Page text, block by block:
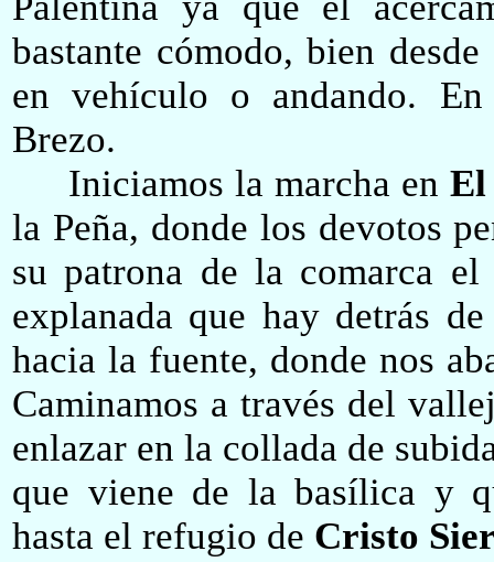
bastante cómodo, bien
en vehículo o andando.
Brezo.
Iniciamos la marcha enEl
la Peña, donde los devotos
su patrona de la comarca
explanada que hay detrás
hacia la fuente, donde nos
Caminamos a través del
enlazar en la collada de
que viene de la basílica y
hasta el refugio de Cristo